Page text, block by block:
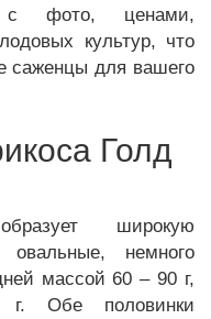
с фото, ценами,
культур, что
саженцы для вашего
Голд
широкую
немного
массой 60 – 90 г,
г. Обе половинки